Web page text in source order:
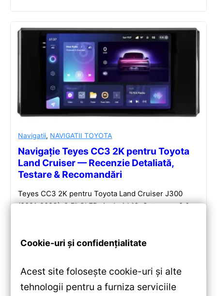
Navigatii, NAVIGATII TOYOTA
Navigație Teyes CC3 2K pentru Toyota
Land Cruiser — Recenzie Detaliată,
Testare & Recomandări
Teyes CC3 2K pentru Toyota Land Cruiser J300
(2021-2023): 9.5” QLED, Android 10, Octa-core 2.0
Cookie-uri și confidențialitate
Acest site folosește cookie-uri și alte
tehnologii pentru a furniza serviciile